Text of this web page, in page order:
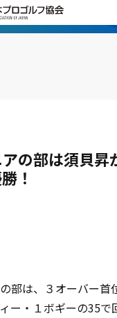
の部は須貝昇
！
部は、３オーバー首
ー・１ボギーの35で